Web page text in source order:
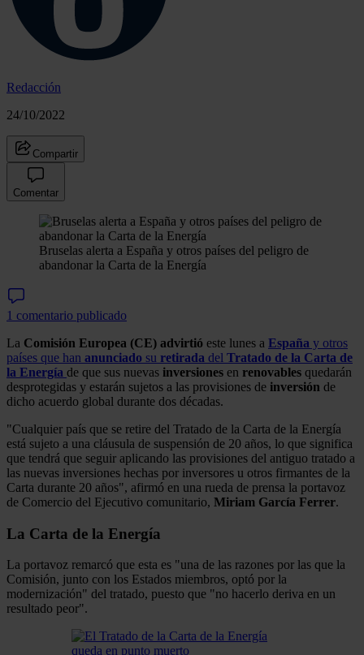
Redacción
24/10/2022
Compartir
Comentar
Bruselas alerta a España y otros países del peligro de
abandonar la Carta de la Energía
1 comentario publicado
La Comisión Europea (CE) advirtió este lunes a España y otros
países que han anunciado su retirada del Tratado de la Carta de
la Energía de que sus nuevas inversiones en renovables quedarán
desprotegidas y estarán sujetos a las provisiones de inversión de
dicho acuerdo global durante dos décadas.
"Cualquier país que se retire del Tratado de la Carta de la Energía
está sujeto a una cláusula de suspensión de 20 años, lo que significa
que tendrá que seguir aplicando las provisiones del antiguo tratado a
las nuevas inversiones hechas por inversores u otros firmantes de la
Carta durante 20 años", afirmó en una rueda de prensa la portavoz
de Comercio del Ejecutivo comunitario, Miriam García Ferrer.
La Carta de la Energía
La portavoz remarcó que esta es "una de las razones por las que la
Comisión, junto con los Estados miembros, optó por la
modernización" del tratado, puesto que "no hacerlo deriva en un
resultado peor".